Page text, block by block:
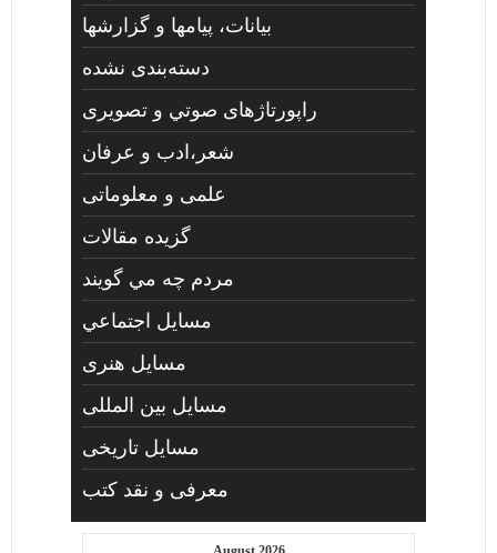
بیانات، پیامها و گزارشها
دسته‌بندی نشده
راپورتاژهای صوتي و تصويری
شعر،ادب و عرفان
علمی و معلوماتی
گزیده مقالات
مردم چه مي گويند
مسايل اجتماعي
مسايل هنری
مسایل بین المللی
مسایل تاریخی
معرفی و نقد کتب